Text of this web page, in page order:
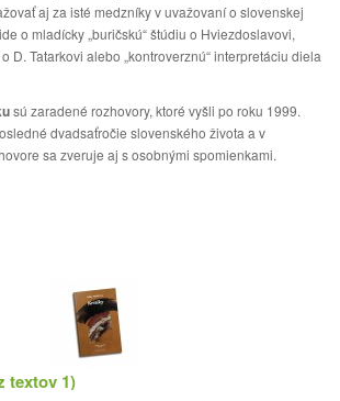
aj za isté medzníky v uvažovaní o slovenskej
o mladícky „buričskú“ štúdiu o Hviezdoslavovi,
D. Tatarkovi alebo „kontroverznú“ interpretáciu diela
sú zaradené rozhovory, ktoré vyšli po roku 1999.
dvadsaťročie slovenského života a v
sa zveruje aj s osobnými spomienkami.
textov 1)